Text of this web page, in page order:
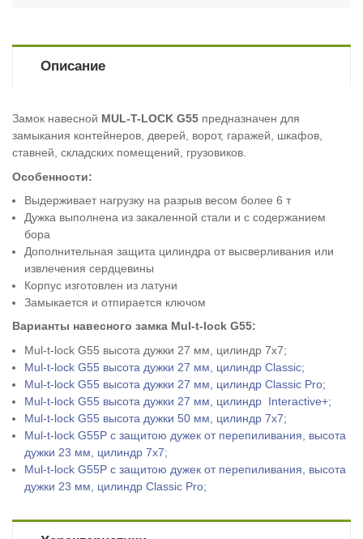
Описание
Замок навесной MUL-T-LOCK G55 предназначен для
замыкания контейнеров, дверей, ворот, гаражей, шкафов,
ставней, складских помещений, грузовиков.
Особенности:
Выдерживает нагрузку на разрыв весом более 6 т
Дужка выполнена из закаленной стали и с содержанием
бора
Дополнительная защита цилиндра от высверливания или
извлечения сердцевины
Корпус изготовлен из латуни
Замыкается и отпирается ключом
Варианты навесного замка Mul-t-lock G55:
Mul-t-lock G55 высота дужки 27 мм, цилиндр 7х7;
Mul-t-lock G55 высота дужки 27 мм, цилиндр Classic;
Mul-t-lock G55 высота дужки 27 мм, цилиндр Classic Pro;
Mul-t-lock G55 высота дужки 27 мм, цилиндр Interactive+;
Mul-t-lock G55 высота дужки 50 мм, цилиндр 7х7;
Mul-t-lock G55P c защитою дужек от перепиливания, высота
дужки 23 мм, цилиндр 7х7;
Mul-t-lock G55P c защитою дужек от перепиливания, высота
дужки 23 мм, цилиндр Classic Pro;